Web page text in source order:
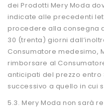
dei Prodotti Mery Moda
indicate alle precedenti
procedere alla consegna
30 (trenta) giorni
Consumatore medesimo,
rimborsare al
anticipati del prezzo
successivo a quello in cui
5.3. Mery Moda non sarà